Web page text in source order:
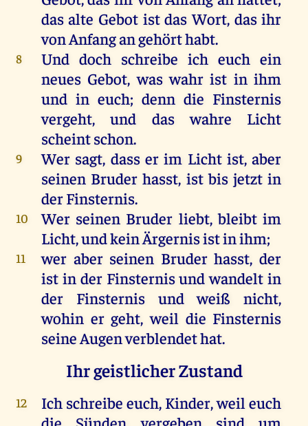
das alte Gebot ist das Wort, das ihr
vonAnfangangehörthabt.
8 Und doch schreibe ich euch ein
neues Gebot,was wahr ist in ihm
und in euch;denn die Finsternis
vergeht,und das wahre
Licht
scheintschon.
9 Wer sagt, dass er im Licht ist,aber
seinen Bruder hasst, ist bis jetzt in
derFinsternis.
10 Wer seinen Bruder liebt,bleibt im
Licht,undkeinÄrgernisistinihm;
11 wer aber seinen Bruderhasst,der
ist in der Finsternis und wandelt in
der
Finsternis und weiß nicht,
wohin er geht,weil die Finsternis
seineAugenverblendethat.
Ihr geistlicher Zustand
12 Ich schreibe euch, Kinder,weil euch